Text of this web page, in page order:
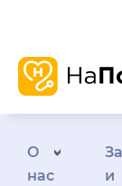
О
нас
и